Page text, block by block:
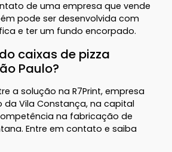
de uma empresa que vende
pode ser desenvolvida com
e ter um fundo encorpado.
caixas de pizza
Paulo?
a solução na R7Print, empresa
da Vila Constança, na capital
na fabricação de
Entre em contato e saiba